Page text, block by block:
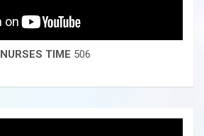
NURSES TIME 506